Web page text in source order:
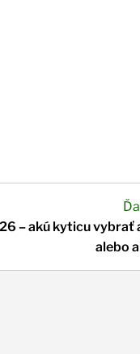
– akú kyticu vybrať
alebo